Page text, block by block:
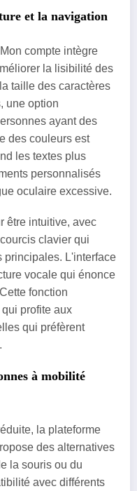
et la navigation
compte intègre
la lisibilité des
taille des caractères
une option
ayant des
des couleurs est
les textes plus
personnalisés
oculaire excessive.
être intuitive, avec
clavier qui
principales. L'interface
vocale qui énonce
fonction
profite aux
qui préfèrent
à mobilité
la plateforme
des alternatives
la souris ou du
avec différents